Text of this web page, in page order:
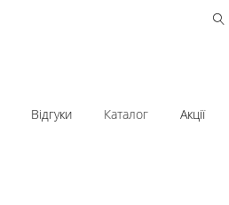
Відгуки Каталог Акції